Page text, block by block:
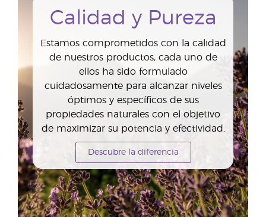
Calidad y Pureza
Estamos comprometidos con la calidad
de nuestros productos, cada uno de
ellos ha sido formulado
cuidadosamente para alcanzar niveles
óptimos y específicos de sus
propiedades naturales con el objetivo
de maximizar su potencia y efectividad.
Descubre la diferencia